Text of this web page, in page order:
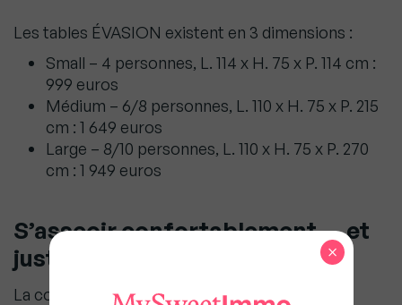
Les tables ÉVASION existent en 3 dimensions :
Small – 4 personnes, L. 114 x H. 75 x P. 114 cm :
999 euros
Médium – 6/8 personnes, L. 110 x H. 75 x P. 215
cm : 1 649 euros
Large – 8/10 personnes, L. 110 x H. 75 x P. 270
cm : 1 949 euros
S’asseoir confortablement … et
juste profiter
La collection ÉVASION a été pensée pour être
×